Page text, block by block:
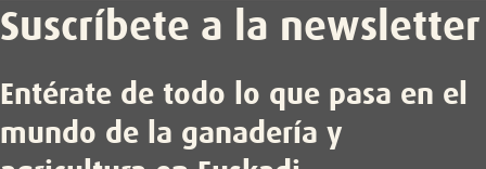
Servicios agricultura
Suscríbete a la newsletter
Entérate de todo lo que pasa en el
mundo de la ganadería y